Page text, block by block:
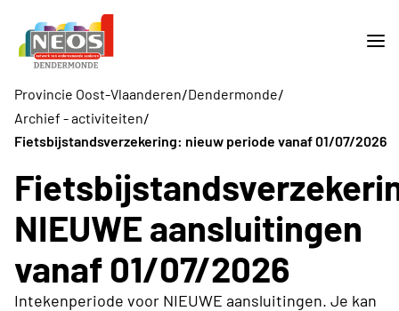
Provincie Oost-Vlaanderen/Dendermonde/
Archief - activiteiten/
Fietsbijstandsverzekering: nieuw periode vanaf 01/07/2026
NIEUWE aansluitingen
vanaf 01/07/2026
Intekenperiode voor NIEUWE aansluitingen. Je kan